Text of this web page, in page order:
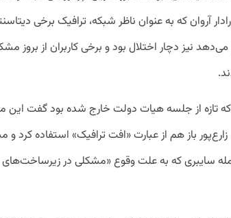
آروان که به عنوان ناظر شبکه، ترافیک برخی
نیز دچار اختلال بود و برخی کاربران از بروز
که تازه از جلسه هیات دولت خارج شده بود گفت این
باز هم از عبارت «افت ترافیک» استفاده کرد
سایبری که به علت وقوع «مشکلی در زیرساخت‌های